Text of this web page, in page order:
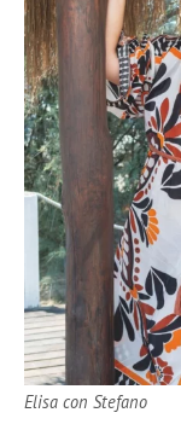
Elisa con Stefano